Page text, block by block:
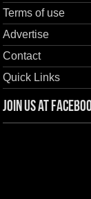
Terms of use
Advertise
Contact
Quick Links
Join us at